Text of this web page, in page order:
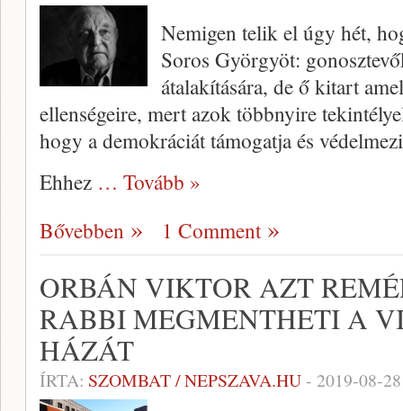
Nemigen telik el úgy hét,
Soros Györgyöt:
átalakítására, de ő kitart
ellenségeire, mert azok többnyire
hogy a demokráciát támogatja és
Ehhez … Tovább »
Bővebben
1 Comment
ORBÁN VIKTOR AZT
RABBI MEGMENTHETI A
HÁZÁT
ÍRTA: SZOMBAT / NEPSZAVA.HU- 2019-08-28